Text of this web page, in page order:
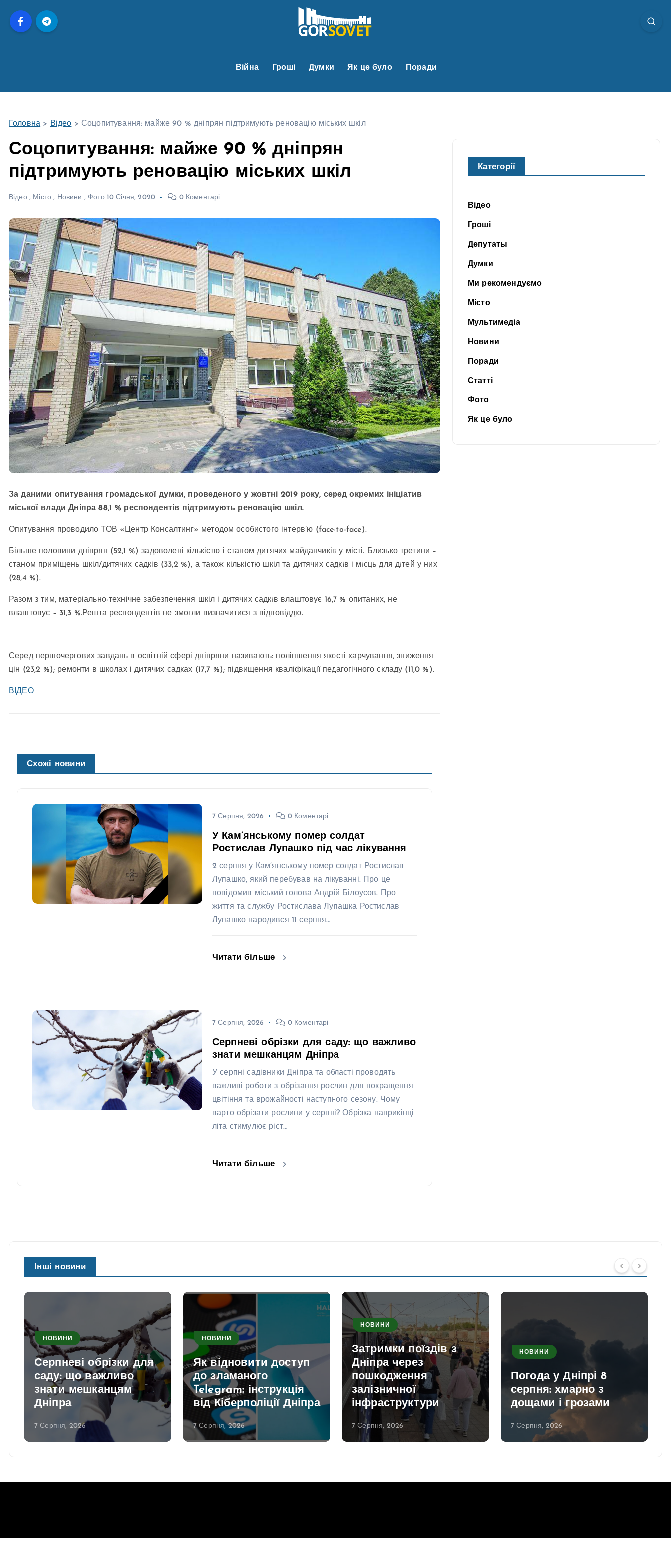
Війна Гроші Думки Як це було Поради
Головна > Відео > Соцопитування: майже 90 % дніпрян підтримують реновацію міських шкіл
Соцопитування: майже 90 % дніпрян
підтримують реновацію міських шкіл
Відео, Місто , Новини , Фото 10 Січня, 2020 0 Коментарі
За даними опитування громадської думки, проведеного у жовтні 2019 року, серед окремих ініціатив
міської влади Дніпра 88,1 % респондентів підтримують реновацію шкіл.
Опитування проводило ТОВ «Центр Консалтинг» методом особистого інтерв’ю (face-to-face).
Більше половини дніпрян (52,1 %) задоволені кількістю і станом дитячих майданчиків у місті. Близько третини –
станом приміщень шкіл/дитячих садків (33,2 %), а також кількістю шкіл та дитячих садкiв і мiсць для дiтей у них
(28,4 %).
Разом з тим, матеріально-технічне забезпечення шкіл і дитячих садкiв влаштовує 16,7 % опитаних, не
влаштовує – 31,3 %.Решта респондентів не змогли визначитися з відповіддю.
Серед першочергових завдань в освітній сфері дніпряни називають: поліпшення якості харчування, зниження
цін (23,2 %); ремонти в школах і дитячих садках (17,7 %); підвищення кваліфікації педагогічного складу (11,0 %).
ВІДЕО
Схожі новини
7 Серпня, 2026 0 Коментарі
У Кам’янському помер солдат
Ростислав Лупашко під час лікування
2 серпня у Кам’янському помер солдат Ростислав
Лупашко, який перебував на лікуванні. Про це
повідомив міський голова Андрій Білоусов. Про
життя та службу Ростислава Лупашка Ростислав
Лупашко народився 11 серпня…
Читати більше
7 Серпня, 2026 0 Коментарі
Серпневі обрізки для саду: що важливо
знати мешканцям Дніпра
У серпні садівники Дніпра та області проводять
важливі роботи з обрізання рослин для покращення
цвітіння та врожайності наступного сезону. Чому
варто обрізати рослини у серпні? Обрізка наприкінці
літа стимулює ріст…
Читати більше
Категорії
Відео
Гроші
Депутаты
Думки
Ми рекомендуємо
Місто
Мультимедіа
Новини
Поради
Статті
Фото
Як це було
Інші новини
НОВИНИ
Серпневі обрізки для
саду: що важливо
знати мешканцям
Дніпра
7 Серпня, 2026
НОВИНИ
Як відновити доступ
до зламаного
Telegram: інструкція
від Кіберполіції Дніпра
7 Серпня, 2026
НОВИНИ
Затримки поїздів з
Дніпра через
пошкодження
залізничної
інфраструктури
7 Серпня, 2026
НОВИНИ
Погода у Дніпрі 8
серпня: хмарно з
дощами і грозами
7 Серпня, 2026